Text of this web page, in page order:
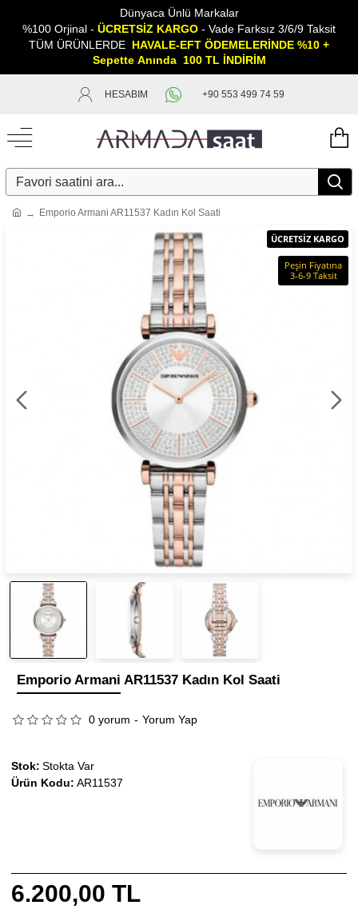
Dünyaca Ünlü Markalar
%100 Orjinal - ÜCRETSİZ KARGO - Vade Farksız 3/6/9 Taksit
TÜM ÜRÜNLERDE HAVALE-EFT ÖDEMELERİNDE %10 +
Sepette Anında 100 TL İNDİRİM
HESABIM +90 553 499 74 59
Emporio Armani AR11537 Kadın Kol Saati
ÜCRETSİZ KARGO
Peşin Fiyatına
3-6-9 Taksit
Emporio Armani AR11537 Kadın Kol Saati
0 yorum - Yorum Yap
6.200,00 TL
Stok: Stokta Var
Ürün Kodu: AR11537